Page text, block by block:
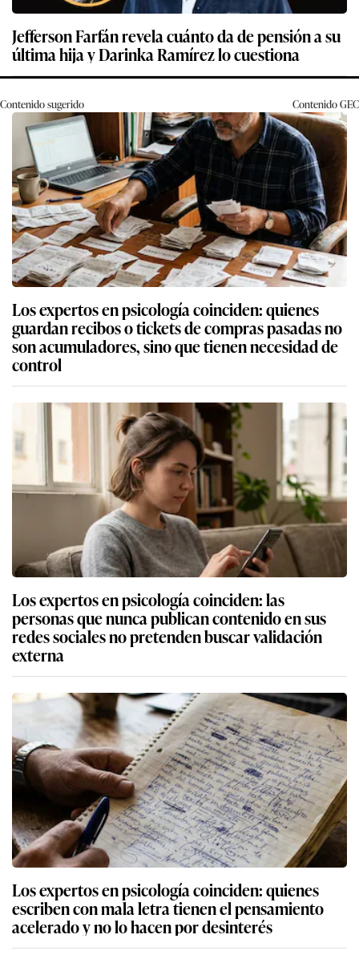
Jefferson Farfán revela cuánto da de pensión a su
última hija y Darinka Ramírez lo cuestiona
Contenido sugerido ContenidoGEC
Los expertos en psicología coinciden: quienes
guardan recibos o tickets de compras pasadas no
son acumuladores, sino que tienen necesidad de
control
Los expertos en psicología coinciden: las
personas que nunca publican contenido en sus
redes sociales no pretenden buscar validación
externa
Los expertos en psicología coinciden: quienes
escriben con mala letra tienen el pensamiento
acelerado y no lo hacen por desinterés